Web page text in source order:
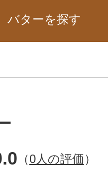
バターを探す
（0人の評価）